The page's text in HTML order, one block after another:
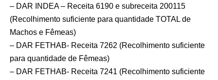
– DAR INDEA – Receita 6190 e subreceita 200115
(Recolhimento suficiente para quantidade TOTAL de
Machos e Fêmeas)
– DAR FETHAB- Receita 7262 (Recolhimento suficiente
para quantidade de Fêmeas)
– DAR FETHAB- Receita 7241 (Recolhimento suficiente